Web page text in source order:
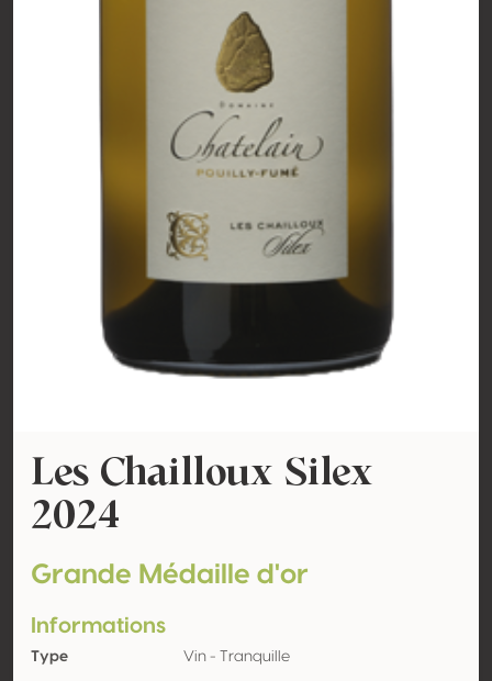
Les Chailloux Silex
2024
Grande Médaille d'or
Informations
Type Vin - Tranquille